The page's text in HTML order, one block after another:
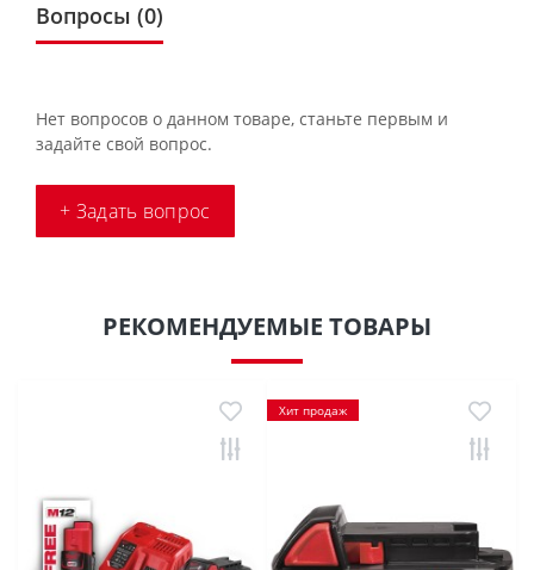
Вопросы (0)
Нет вопросов о данном товаре, станьте первым и
задайте свой вопрос.
+ Задать вопрос
РЕКОМЕНДУЕМЫЕ ТОВАРЫ
Хит продаж